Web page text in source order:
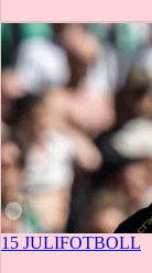
15 JULIFOTBOLL